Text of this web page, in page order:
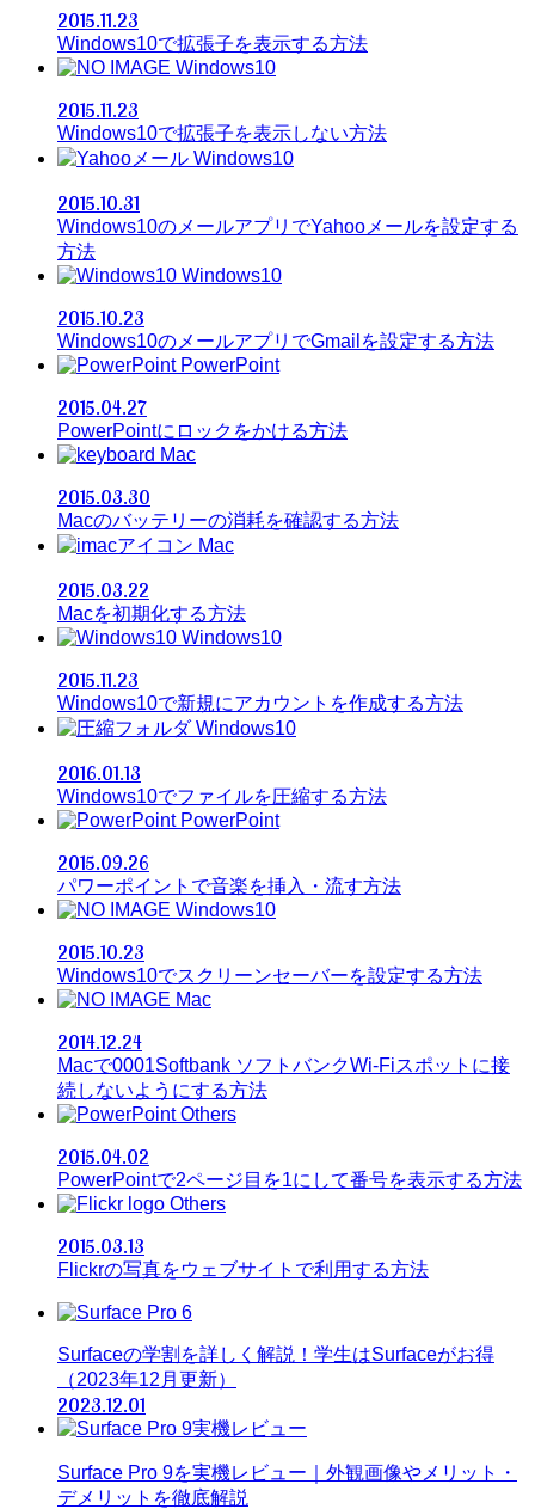
2015.11.23
Windows10で拡張子を表示する方法
Windows10
2015.11.23
Windows10で拡張子を表示しない方法
Windows10
2015.10.31
Windows10のメールアプリでYahooメールを設定する
方法
Windows10
2015.10.23
Windows10のメールアプリでGmailを設定する方法
PowerPoint
2015.04.27
PowerPointにロックをかける方法
Mac
2015.03.30
Macのバッテリーの消耗を確認する方法
Mac
2015.03.22
Macを初期化する方法
Windows10
2015.11.23
Windows10で新規にアカウントを作成する方法
Windows10
2016.01.13
Windows10でファイルを圧縮する方法
PowerPoint
2015.09.26
パワーポイントで音楽を挿入・流す方法
Windows10
2015.10.23
Windows10でスクリーンセーバーを設定する方法
Mac
2014.12.24
Macで0001Softbank ソフトバンクWi-Fiスポットに接
続しないようにする方法
Others
2015.04.02
PowerPointで2ページ目を1にして番号を表示する方法
Others
2015.03.13
Flickrの写真をウェブサイトで利用する方法
Surfaceの学割を詳しく解説！学生はSurfaceがお得
（2023年12月更新）
2023.12.01
Surface Pro 9を実機レビュー｜外観画像やメリット・
デメリットを徹底解説